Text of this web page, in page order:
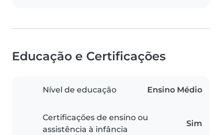
Educação e Certificações
Nível de educação Ensino Médio
Certificações de ensino ou
assistência à infância
Sim